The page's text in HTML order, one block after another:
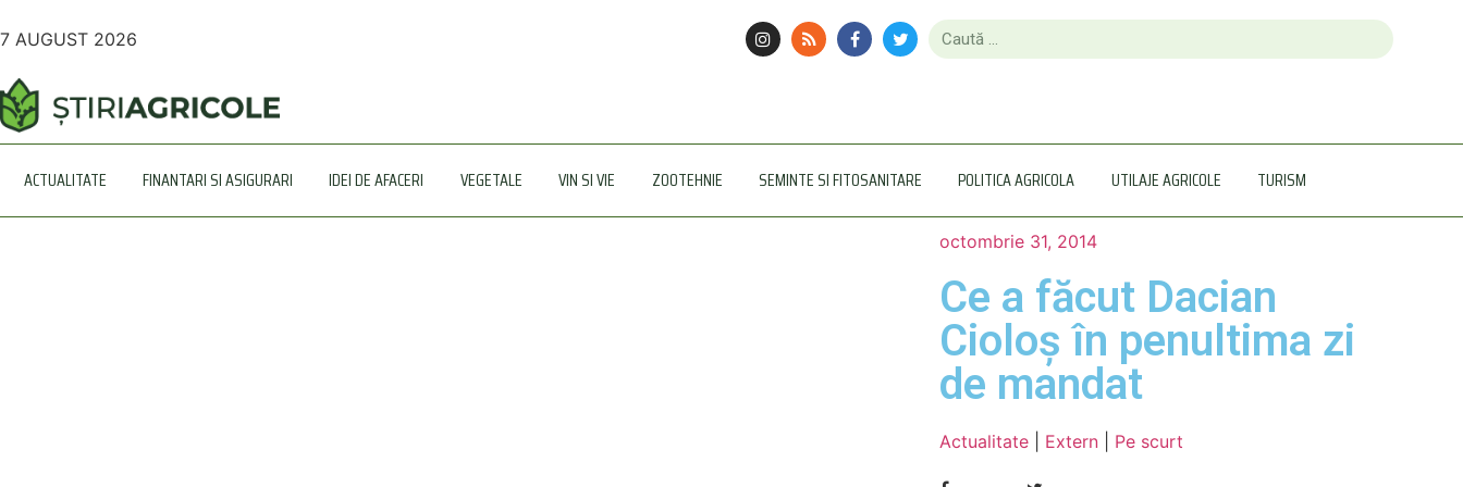
7 AUGUST 2026
ACTUALITATE FINANTARI SI ASIGURARI IDEI DE AFACERI VEGETALE VIN SI VIE ZOOTEHNIE SEMINTE SI FITOSANITARE POLITICA AGRICOLA UTILAJE AGRICOLE TURISM
octombrie 31, 2014
Ce a făcut Dacian
Cioloș în penultima zi
de mandat
Actualitate Extern Pe scurt